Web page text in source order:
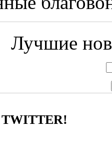
Лучшие
TWITTER!